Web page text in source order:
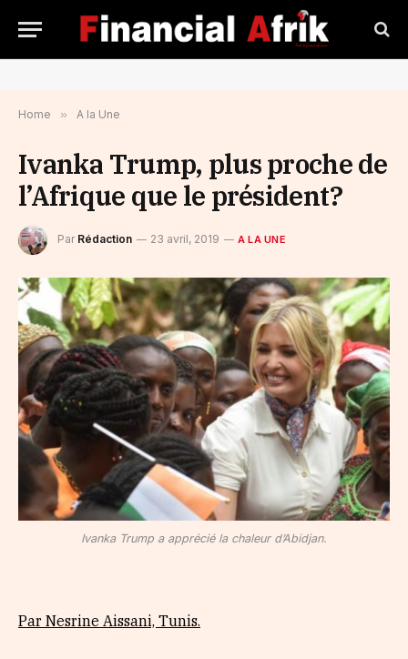
Home » A la Une
Ivanka Trump, plus proche de
l’Afrique que le président?
Par Rédaction 23 avril, 2019 A LA UNE
Ivanka Trump a apprécié la chaleur d’Abidjan.
Par Nesrine Aissani, Tunis.